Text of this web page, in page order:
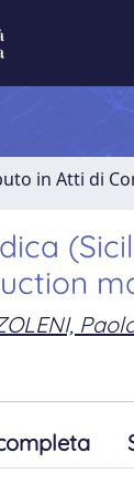
in Atti di